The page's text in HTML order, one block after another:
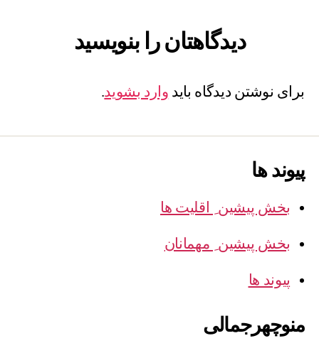
دیدگاهتان را بنویسید
برای نوشتن دیدگاه باید وارد بشوید.
پیوند ها
بخش پیشین ِ اقلیت ها
بخش پیشین ِ مهمانان
پیوند ها
منوچهرجمالی